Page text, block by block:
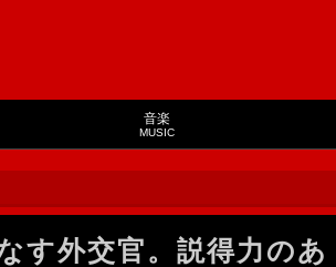
音楽
MUSIC
す外交官。説得力のあ